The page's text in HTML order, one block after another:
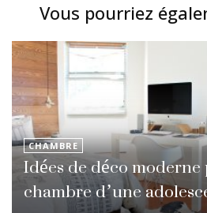
Vous pourriez
CHAMBRE
Idées de déco
chambre d’une